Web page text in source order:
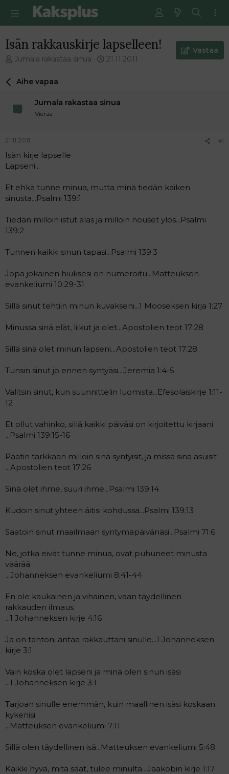
Isän rakkauskirje lapselleen!
V
e
i
t
u
n
o
t
a
a
Jumala rakastaa sinua
E
m
e
21.11.2011
Vastaa
Aihe vapaa
Jumala rakastaa sinua
Vieras
21.11.2011 #1
Isän kirje lapselle
Lapseni...
Et ehkä tunne minua, mutta minä tiedän kaiken
sinusta...Psalmi 139:1
Tiedän milloin istut alas ja milloin nouset ylös...Psalmi
139:2
Tunnen kaikki sinun tapasi...Psalmi 139:3
Jopa jokainen hiuksesi on numeroitu...Matteuksen
evankeliumi 10:29-31
Sillä sinut tehtiin minun kuvakseni...1 Mooseksen kirja 1:27
Minussa sinä elät, liikut ja olet...Apostolien teot 17:28
Sillä sinä olet minun lapseni...Apostolien teot 17:28
Tunsin sinut jo ennen syntyäsi...Jeremia 1:4-5
Valitsin sinut, kun suunnittelin luomista...Efesolaiskirje 1:11-
12
Et ollut vahinko, sillä kaikki päiväsi on kirjoitettu kirjaani
...Psalmi 139:15-16
Päätin tarkkaan milloin sinä syntyisit, ja missä sinä asuisit
...Apostolien teot 17:26
Sinä olet ihme, suuri ihme...Psalmi 139:14
Kudoin sinut yhteen äitisi kohdussa...Psalmi 139:13
Saatoin sinut maailmaan syntymäpäivänäsi...Psalmi 71:6
Ne, jotka eivät tunne minua, ovat puhuneet minusta
väärää
...Johanneksen evankeliumi 8:41-44
En ole kaukainen ja vihainen, vaan täydellinen
rakkauden ilmaus
...1 Johanneksen kirje 4:16
Ja on tahtoni antaa rakkauttani sinulle...1 Johanneksen
kirje 3:1
Vain koska olet lapseni ja minä olen sinun isäsi
...1 Johanneksen kirje 3:1
Tarjoan sinulle enemmän, kuin maallinen isäsi koskaan
kykenisi
...Matteuksen evankeliumi 7:11
Sillä olen täydellinen isä...Matteuksen evankeliumi 5:48
Kaikki hyvä, mitä saat, tulee minulta...Jaakobin kirje 1:17